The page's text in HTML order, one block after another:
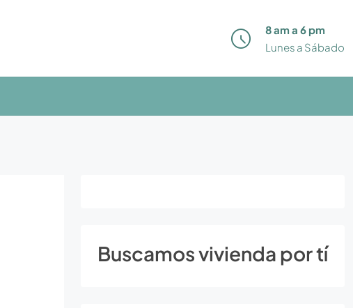
8 am a 6 pm
Lunes a Sábado
Buscamos vivienda por tí